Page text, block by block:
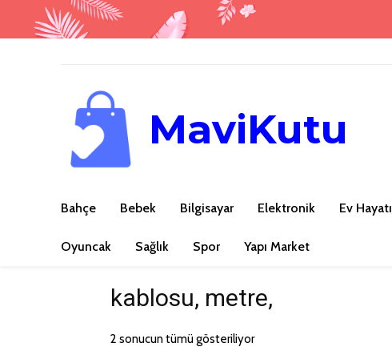
MaviKutu
Bahçe Bebek Bilgisayar Elektronik Ev Hayatı
Oyuncak Sağlık Spor Yapı Market
kablosu, metre,
2 sonucun tümü gösteriliyor